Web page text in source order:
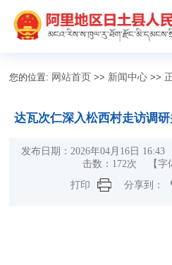
您的位置: 网站首页 >> 新闻中心 >>
达瓦次仁深入松西村走访调
发布日期：2026年04月16日
击数： 172次 【字
打印
分享到：